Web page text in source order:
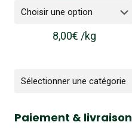
8,00€ /kg
Sélectionner
une
Paiement & livraison